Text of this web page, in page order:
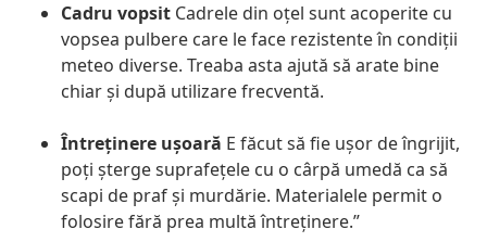
Cadru vopsit Cadrele din oțel sunt acoperite cu
vopsea pulbere care le face rezistente în condiții
meteo diverse. Treaba asta ajută să arate bine
chiar și după utilizare frecventă.
Întreținere ușoară E făcut să fie ușor de îngrijit,
poți șterge suprafețele cu o cârpă umedă ca să
scapi de praf și murdărie. Materialele permit o
folosire fără prea multă întreținere.”